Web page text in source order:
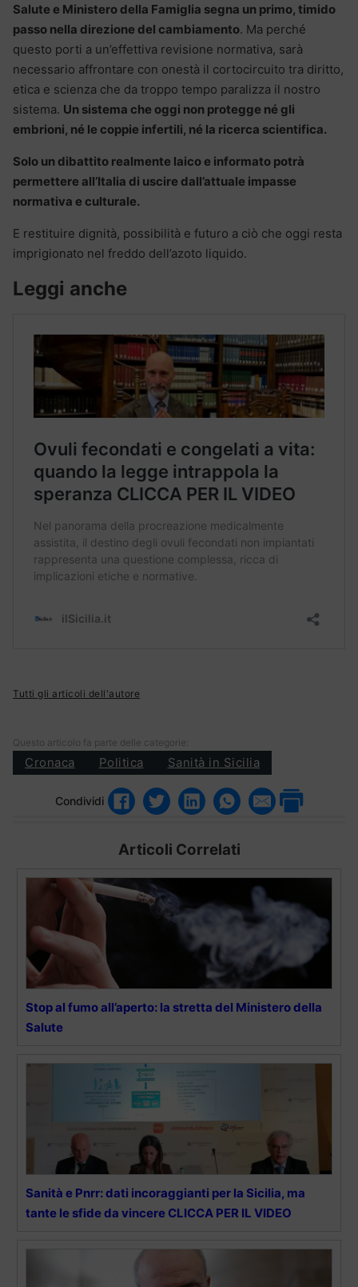
Salute e Ministero della Famiglia segna un primo, timido
passo nella direzione del cambiamento. Ma perché
questo porti a un’effettiva revisione normativa, sarà
necessario affrontare con onestà il cortocircuito tra diritto,
etica e scienza che da troppo tempo paralizza il nostro
sistema. Un sistema che oggi non protegge né gli
embrioni, né le coppie infertili, né la ricerca scientifica.
Solo un dibattito realmente laico e informato potrà
permettere all’Italia di uscire dall’attuale impasse
normativa e culturale.
E restituire dignità, possibilità e futuro a ciò che oggi resta
imprigionato nel freddo dell’azoto liquido.
Leggi anche
Tutti gli articoli dell'autore
Questo articolo fa parte delle categorie:
Cronaca Politica Sanità in Sicilia
Condividi
Articoli Correlati
Stop al fumo all’aperto: la stretta del Ministero della
Salute
Sanità e Pnrr: dati incoraggianti per la Sicilia, ma
tante le sfide da vincere CLICCA PER IL VIDEO